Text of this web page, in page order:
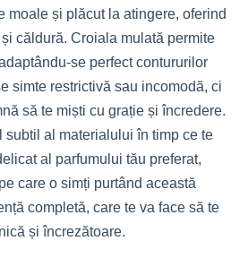
moale și plăcut la atingere, oferind
căldură. Croiala mulată permite
se perfect contururilor
simte restrictivă sau incomodă, ci
să te miști cu grație și încredere.
subtil al materialului în timp ce te
al parfumului tău preferat,
care o simți purtând această
completă, care te va face să te
și încrezătoare.